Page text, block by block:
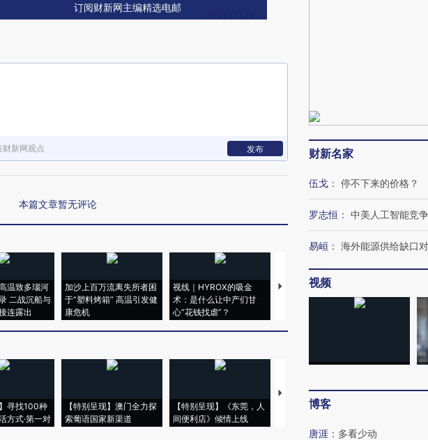
订阅财新网主编精选电邮
新网观点 发布
本篇文章暂无评论
温致多瑙河
二战沉船与
连露出
加沙上百万流离失所者困
于“塑料烤箱” 高温引发健
康危机
视线｜HYROX的吸金
术：是什么让中产们甘
心“花钱找虐”？
马航飞行员跨国走私7万
粒摇头丸 尿检体内含3种
度Z世代
育部长拱
寻找100种
方式·第一对
【特别呈现】澳门全力探
索葡语国家新渠道
【特别呈现】《东莞，人
间便利店》倾情上线
【推广】走进第四届链博
会，让数智科技“链”接产
财新名家
伍戈 ： 停不下来的价格？
罗志恒 ： 中美人工智能竞
易峘 ： 海外能源供给缺口
视频
博客
唐涯 ： 多看少动